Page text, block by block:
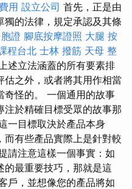
用 設立公司 首先，正是由
的法律，規定承認及其條
證 腳底按摩證照 大腿 按
程台北 士林 撥筋 天母 整
述立法涵蓋的所有要素排
估之外，或者將其用作相當
奇怪的。 一個通用的故事
於精確目標受眾的故事那
一目標取決於產品本身
有些產品實際上是針對較
請注意這樣一個事實：如
的最重要技巧，那就是這
戶，並想像您的產品將如